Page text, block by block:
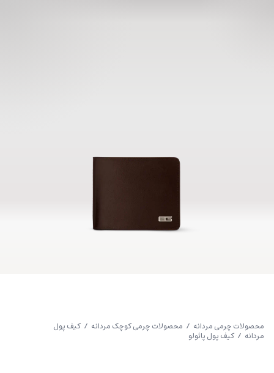
محصولات چرمی مردانه / محصولات چرمی کوچک مردانه / کیف پول
مردانه / کیف پول پائولو